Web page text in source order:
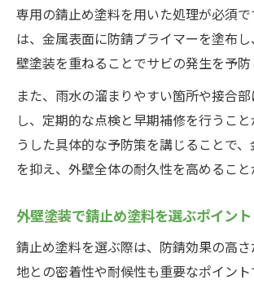
サビ対策を強化する外壁塗装
外壁塗装を20年しないリスク
ト
外壁塗装で資産価値を守るサ
外壁塗装と錆止め上塗りの定
専用の錆止め塗料を用いた処理が必須で
は、金属表面に防錆プライマーを塗布
壁塗装を重ねることでサビの発生を予防
また、雨水の溜まりやすい箇所や接合
し、定期的な点検と早期補修を行うこ
うした具体的な予防策を講じることで
を抑え、外壁全体の耐久性を高めること
外壁塗装で錆止め塗料を選ぶポイン
錆止め塗料を選ぶ際は、防錆効果の高
地との密着性や耐候性も重要なポイン